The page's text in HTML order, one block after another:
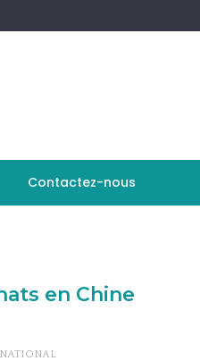
Contactez-nous
en Chine